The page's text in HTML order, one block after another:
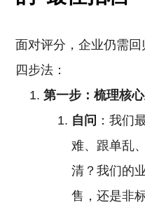
面对评分，企业仍需
四步法：
第一步：梳理核
自问 ：我们
难、跟单乱
清？我们的
售，还是非